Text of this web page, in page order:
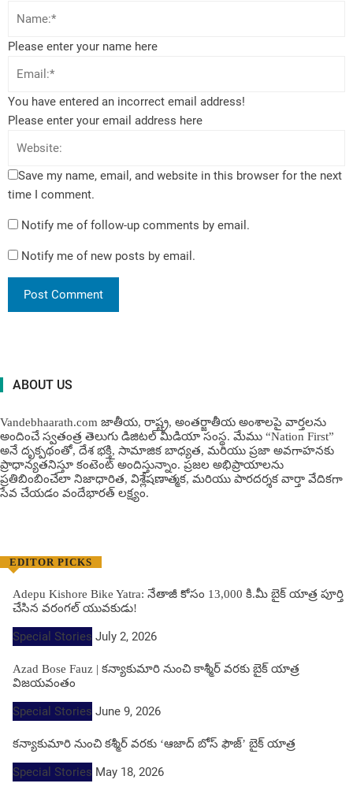
Please enter your name here
You have entered an incorrect email address!
Please enter your email address here
Save my name, email, and website in this browser for the next
time I comment.
Notify me of follow-up comments by email.
Notify me of new posts by email.
ABOUT US
Vandebhaarath.com జాతీయ, రాష్ట్ర, అంతర్జాతీయ అంశాలపై వార్తలను
అందించే స్వతంత్ర తెలుగు డిజిటల్ మీడియా సంస్థ. మేము “Nation First”
అనే దృక్పథంతో, దేశ భక్తి, సామాజిక బాధ్యత, మరియు ప్రజా అవగాహనకు
ప్రాధాన్యతనిస్తూ కంటెంట్ అందిస్తున్నాం. ప్రజల అభిప్రాయాలను
ప్రతిబింబించేలా నిజాధారిత, విశ్లేషణాత్మక, మరియు పారదర్శక వార్తా వేదికగా
సేవ చేయడం వందేభార‌త్ ల‌క్ష్యం.
EDITOR PICKS
Adepu Kishore Bike Yatra: నేతాజీ కోసం 13,000 కి.మీ బైక్ యాత్ర పూర్తి
చేసిన వరంగల్ యువకుడు!
Special Stories July 2, 2026
Azad Bose Fauz | కన్యాకుమారి నుంచి కాశ్మీర్ వరకు బైక్ యాత్ర
విజయవంతం
Special Stories June 9, 2026
కన్యాకుమారి నుంచి కశ్మీర్ వరకు ‘ఆజాద్ బోస్ ఫౌజ్’ బైక్ యాత్ర
Special Stories May 18, 2026